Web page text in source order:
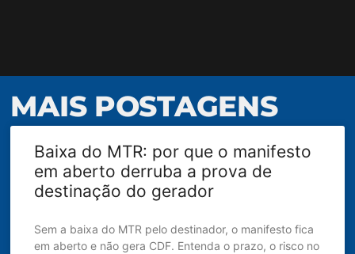
MAIS POSTAGENS
Baixa do MTR: por que o manifesto
em aberto derruba a prova de
destinação do gerador
Sem a baixa do MTR pelo destinador, o manifesto fica
em aberto e não gera CDF. Entenda o prazo, o risco no